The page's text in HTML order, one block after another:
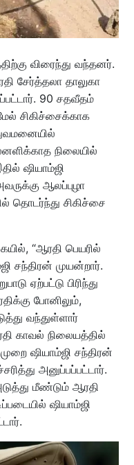
விரைந்து வந்தனர்.
சேர்த்தலா தாலுகா
90 சதவீதம்
சிகிச்சைக்காக
நிலையில்
ஷியாம்ஜி
ஆலப்புழா
தொடர்ந்து சிகிச்சை
“ஆரதி பெயரில்
சந்திரன் முயன்றார்.
ஏற்பட்டு பிரிந்து
போனிலும்,
வந்துள்ளார்
காவல் நிலையத்தில்
ஷியாம்ஜி சந்திரன்
அனுப்பப்பட்டார்.
மீண்டும் ஆரதி
ஷியாம்ஜி